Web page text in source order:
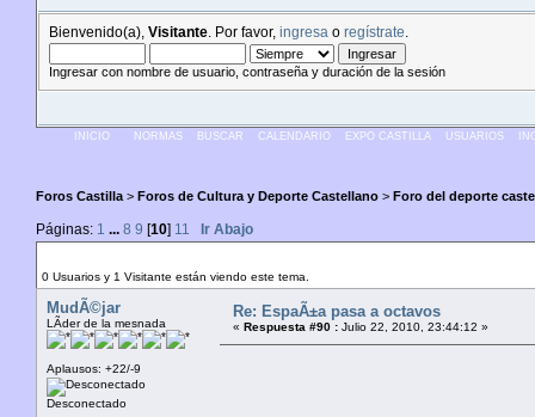
Bienvenido(a), Visitante . Por favor, ingresa o regístrate
Ingresar con nombre de usuario, contraseña y duración de la sesión
INICIO NORMAS BUSCAR CALENDARIO EXPO CASTILLA USUARIOS
Foros Castilla > Foros de Cultura y Deporte Castellano > Foro del deporte
Páginas: 1 ... 8 9 [10] 11
Ir Abajo
0 Usuarios y 1 Visitante están viendo este tema.
MudÃ©jar
LÃ­der de la mesnada
Aplausos: +22/-9
Desconectado
Re: EspaÃ±a pasa a octavos
« Respuesta #90 : Julio 22, 2010, 23:44:12 »